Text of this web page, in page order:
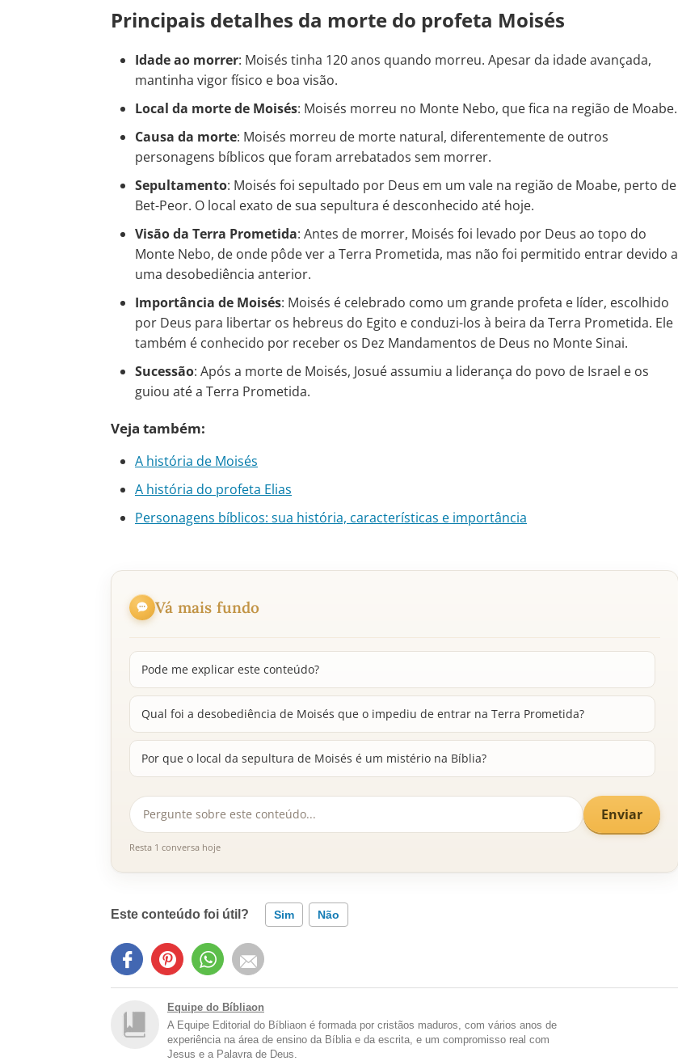
Principais detalhes da morte do profeta Moisés
Idade ao morrer: Moisés tinha 120 anos quando morreu. Apesar da idade avançada,
mantinha vigor físico e boa visão.
Local da morte de Moisés: Moisés morreu no Monte Nebo, que fica na região de Moabe.
Causa da morte: Moisés morreu de morte natural, diferentemente de outros
personagens bíblicos que foram arrebatados sem morrer.
Sepultamento: Moisés foi sepultado por Deus em um vale na região de Moabe, perto de
Bet-Peor. O local exato de sua sepultura é desconhecido até hoje.
Visão da Terra Prometida: Antes de morrer, Moisés foi levado por Deus ao topo do
Monte Nebo, de onde pôde ver a Terra Prometida, mas não foi permitido entrar devido a
uma desobediência anterior.
Importância de Moisés: Moisés é celebrado como um grande profeta e líder, escolhido
por Deus para libertar os hebreus do Egito e conduzi-los à beira da Terra Prometida. Ele
também é conhecido por receber os Dez Mandamentos de Deus no Monte Sinai.
Sucessão: Após a morte de Moisés, Josué assumiu a liderança do povo de Israel e os
guiou até a Terra Prometida.
Veja também:
A história de Moisés
A história do profeta Elias
Personagens bíblicos: sua história, características e importância
Vá mais fundo
Pode me explicar este conteúdo?
Qual foi a desobediência de Moisés que o impediu de entrar na Terra Prometida?
Por que o local da sepultura de Moisés é um mistério na Bíblia?
Enviar
Resta 1 conversa hoje
Este conteúdo foi útil? Sim Não
Equipe do Bíbliaon
A Equipe Editorial do Bíbliaon é formada por cristãos maduros, com vários anos de
experiência na área de ensino da Bíblia e da escrita, e um compromisso real com
Jesus e a Palavra de Deus.